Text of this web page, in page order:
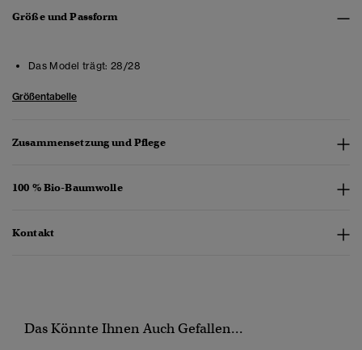
Größe und Passform
Das Model trägt: 28/28
Größentabelle
Zusammensetzung und Pflege
100 % Bio-Baumwolle
Kontakt
Das Könnte Ihnen Auch Gefallen...